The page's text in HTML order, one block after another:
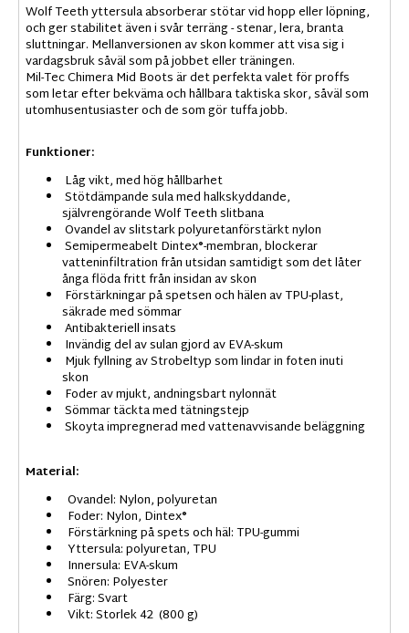
Wolf Teeth yttersula absorberar stötar vid hopp eller löpning,
och ger stabilitet även i svår terräng - stenar, lera, branta
sluttningar. Mellanversionen av skon kommer att visa sig i
vardagsbruk såväl som på jobbet eller träningen.
Mil-Tec Chimera Mid Boots är det perfekta valet för proffs
som letar efter bekväma och hållbara taktiska skor, såväl som
utomhusentusiaster och de som gör tuffa jobb.
Funktioner:
Låg vikt, med hög hållbarhet
Stötdämpande sula med halkskyddande,
självrengörande Wolf Teeth slitbana
Ovandel av slitstark polyuretanförstärkt nylon
Semipermeabelt Dintex®-membran, blockerar
vatteninfiltration från utsidan samtidigt som det låter
ånga flöda fritt från insidan av skon
Förstärkningar på spetsen och hälen av TPU-plast,
säkrade med sömmar
Antibakteriell insats
Invändig del av sulan gjord av EVA-skum
Mjuk fyllning av Strobeltyp som lindar in foten inuti
skon
Foder av mjukt, andningsbart nylonnät
Sömmar täckta med tätningstejp
Skoyta impregnerad med vattenavvisande beläggning
Material:
Ovandel: Nylon, polyuretan
Foder: Nylon, Dintex®
Förstärkning på spets och häl: TPU-gummi
Yttersula: polyuretan, TPU
Innersula: EVA-skum
Snören: Polyester
Färg: Svart
Vikt: Storlek 42 (800 g)